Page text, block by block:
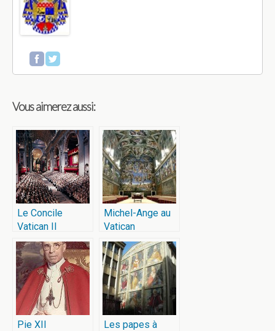
Vous aimerez aussi:
Le Concile
Vatican II
Michel-Ange au
Vatican
Pie XII
Les papes à